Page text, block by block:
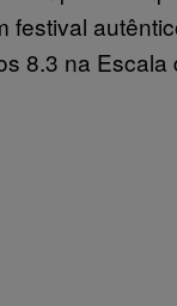
festival
8.3 na Escala